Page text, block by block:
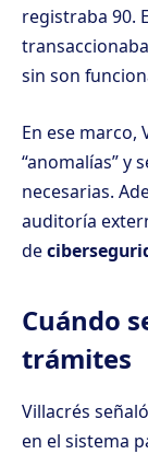
registraba 90.
sin son
En ese marco,
“anomalías” y
necesarias.
auditoría
de
Cuándo
trámites
Villacrés
en el sistema